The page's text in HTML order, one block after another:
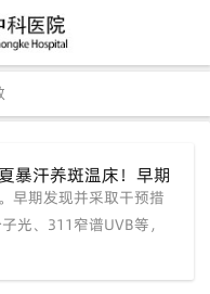
暴汗养斑温床！早期
在摇篮。
早期发现并采取干预措
光、311窄谱UVB等，